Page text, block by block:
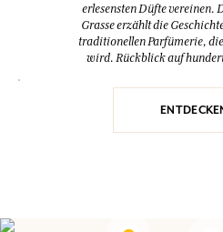
erlesensten Düfte vereinen.
Grasse erzählt die
traditionellen Parfümerie,
wird. Rückblick auf